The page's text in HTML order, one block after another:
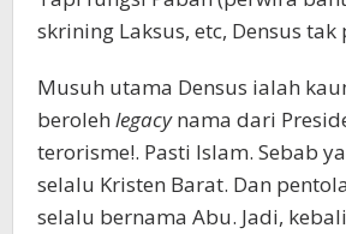
skrining Laksus, etc, Densus tak
Musuh utama Densus ialah
beroleh legacynama dari
terorisme!. Pasti Islam. Sebab
selalu Kristen Barat. Dan
selalu bernama Abu. Jadi,